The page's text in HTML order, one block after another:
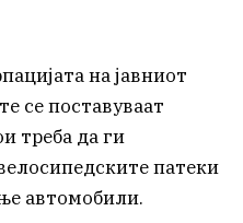
на јавниот
се поставуваат
треба да ги
патеки
автомобили.